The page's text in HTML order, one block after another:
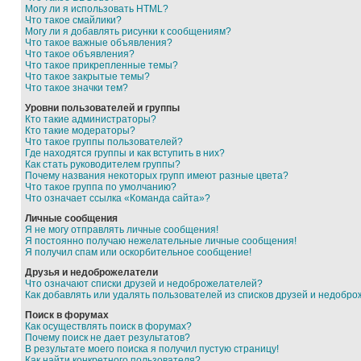
Могу ли я использовать HTML?
Что такое смайлики?
Могу ли я добавлять рисунки к сообщениям?
Что такое важные объявления?
Что такое объявления?
Что такое прикрепленные темы?
Что такое закрытые темы?
Что такое значки тем?
Уровни пользователей и группы
Кто такие администраторы?
Кто такие модераторы?
Что такое группы пользователей?
Где находятся группы и как вступить в них?
Как стать руководителем группы?
Почему названия некоторых групп имеют разные цвета?
Что такое группа по умолчанию?
Что означает ссылка «Команда сайта»?
Личные сообщения
Я не могу отправлять личные сообщения!
Я постоянно получаю нежелательные личные сообщения!
Я получил спам или оскорбительное сообщение!
Друзья и недоброжелатели
Что означают списки друзей и недоброжелателей?
Как добавлять или удалять пользователей из списков друзей и
Поиск в форумах
Как осуществлять поиск в форумах?
Почему поиск не дает результатов?
В результате моего поиска я получил пустую страницу!